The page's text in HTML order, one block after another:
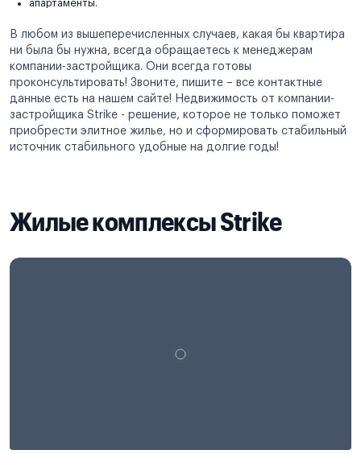
апартаменты.
В любом из вышеперечисленных случаев, какая бы квартира
ни была бы нужна, всегда обращаетесь к менеджерам
компании-застройщика. Они всегда готовы
проконсультировать! Звоните, пишите – все контактные
данные есть на нашем сайте! Недвижимость от компании-
застройщика Strike - решение, которое не только поможет
приобрести элитное жилье, но и сформировать стабильный
источник стабильного удобные на долгие годы!
Жилые комплексы Strike